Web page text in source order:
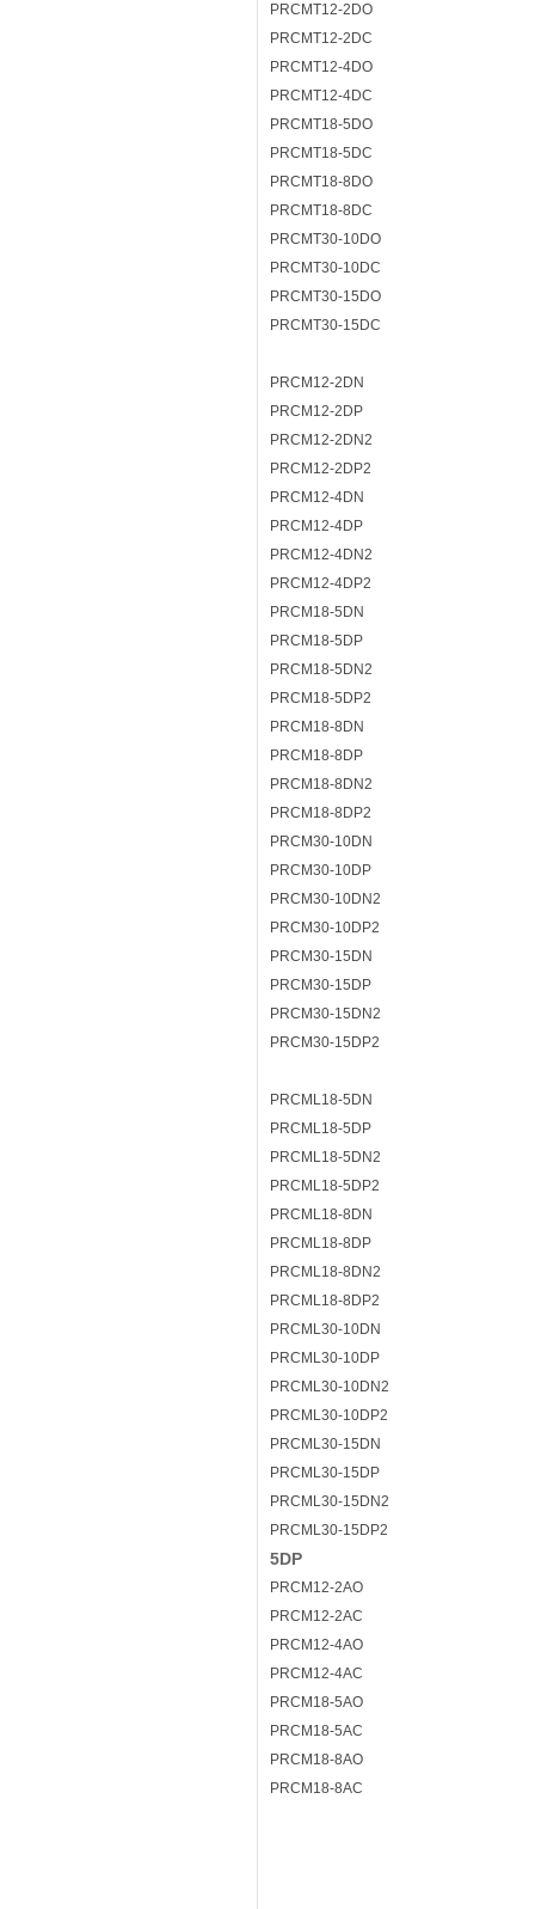
PRCMT12-2DO
PRCMT12-2DC
PRCMT12-4DO
PRCMT12-4DC
PRCMT18-5DO
PRCMT18-5DC
PRCMT18-8DO
PRCMT18-8DC
PRCMT30-10DO
PRCMT30-10DC
PRCMT30-15DO
PRCMT30-15DC
PRCM12-2DN
PRCM12-2DP
PRCM12-2DN2
PRCM12-2DP2
PRCM12-4DN
PRCM12-4DP
PRCM12-4DN2
PRCM12-4DP2
PRCM18-5DN
PRCM18-5DP
PRCM18-5DN2
PRCM18-5DP2
PRCM18-8DN
PRCM18-8DP
PRCM18-8DN2
PRCM18-8DP2
PRCM30-10DN
PRCM30-10DP
PRCM30-10DN2
PRCM30-10DP2
PRCM30-15DN
PRCM30-15DP
PRCM30-15DN2
PRCM30-15DP2
PRCML18-5DN
PRCML18-5DP
PRCML18-5DN2
PRCML18-5DP2
PRCML18-8DN
PRCML18-8DP
PRCML18-8DN2
PRCML18-8DP2
PRCML30-10DN
PRCML30-10DP
PRCML30-10DN2
PRCML30-10DP2
PRCML30-15DN
PRCML30-15DP
PRCML30-15DN2
PRCML30-15DP2
5DP
PRCM12-2AO
PRCM12-2AC
PRCM12-4AO
PRCM12-4AC
PRCM18-5AO
PRCM18-5AC
PRCM18-8AO
PRCM18-8AC